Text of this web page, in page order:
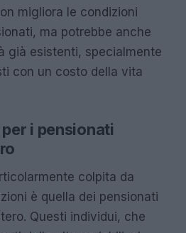
migliora le condizioni
ma potrebbe anche
già esistenti, specialmente
con un costo della vita
i pensionati
colpita da
è quella dei pensionati
Questi individui, che